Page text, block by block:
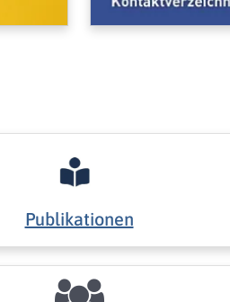
Publikationen